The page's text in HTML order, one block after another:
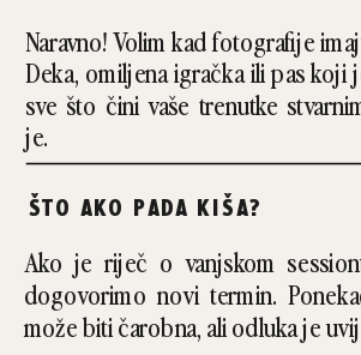
Naravno! Volim kad fotografije
Deka, omiljena igračka ili pas
sve što čini vaše trenutke
je.
Ako je riječ o vanjskom
dogovorimo novi termin.
može biti čarobna, ali odluka je
ŠTO AKO PADA KIŠA?